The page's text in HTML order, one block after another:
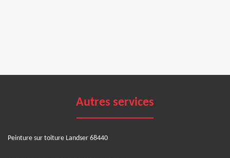
Autres services
Peinture sur toiture Landser 68440